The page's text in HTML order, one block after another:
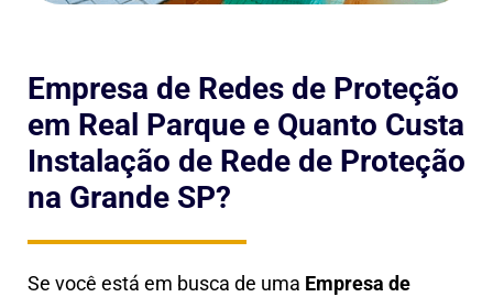
Empresa de Redes de Proteção
em Real Parque e Quanto Custa
Instalação de Rede de Proteção
na Grande SP?
Se você está em busca de uma Empresa de